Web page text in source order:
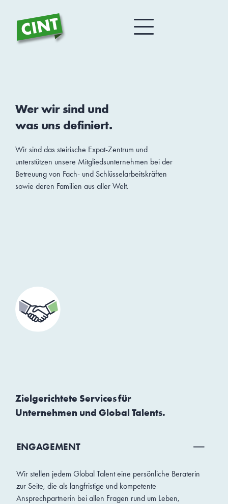
Wer wir sind und
was uns definiert.
Wir sind das steirische Expat-Zentrum und
unterstützen unsere Mitgliedsunternehmen bei der
Betreuung von Fach- und Schlüssel­arbeits­kräften
sowie deren Familien aus aller Welt.
Zielgerichtete Services für
Unternehmen und Global Talents.
ENGAGEMENT
Wir stellen jedem Global Talent eine persönliche Beraterin
zur Seite, die als langfristige und kompetente
Ansprechpartnerin bei allen Fragen rund um Leben,